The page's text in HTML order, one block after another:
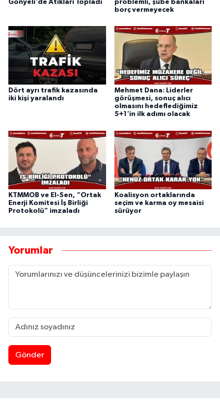
Gönyeli'de Atıkları Topladı
problemli, şube bankaları
borç vermeyecek
Dört ayrı trafik kazasında
iki kişi yaralandı
Mehmet Dana: Liderler
görüşmesi, sonuç alıcı
olmasını hedeflediğimiz
5+1'in ilk adımı olacak
KTMMOB ve El-Sen, “Ortak
Enerji Komitesi İş Birliği
Protokolü” imzaladı
Koalisyon ortaklarında
seçim ve karma oy mesaisi
sürüyor
Yorumlar
Gönder